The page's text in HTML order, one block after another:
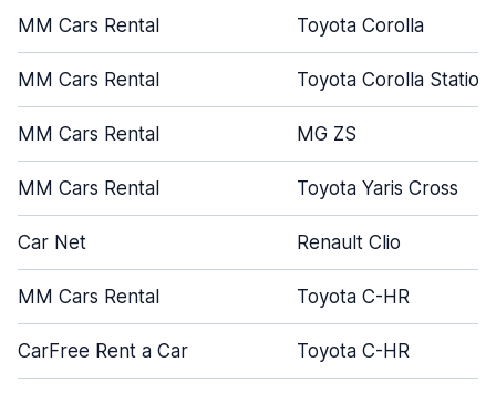
MM Cars Rental Toyota Corolla
MM Cars Rental Toyota Corolla
MM Cars Rental MG ZS
MM Cars Rental Toyota Yaris Cross
Car Net Renault Clio
MM Cars Rental Toyota C-HR
CarFree Rent a Car Toyota C-HR